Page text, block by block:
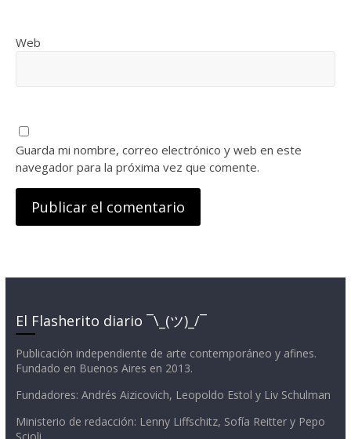
Web
Guarda mi nombre, correo electrónico y web en este
navegador para la próxima vez que comente.
El Flasherito diario ¯\_(ツ)_/¯
Publicación independiente de arte contemporáneo y afines.
Fundado en Buenos Aires en 2013.
Fundadores: Andrés Aizicovich, Leopoldo Estol y Liv Schulman
Ministerio de redacción: Lenny Liffschitz, Sofía Reitter y Pepo